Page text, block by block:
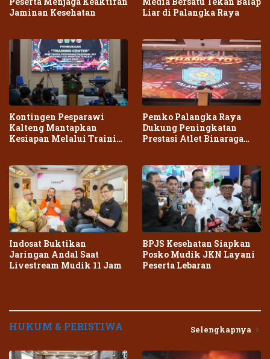
Jaminan Kesehatan
Liar di Palangka Raya
Kontingen Pesparawi
Kalteng Mantapkan
Kesiapan Melalui Training
Pemko Palangka Raya
Dukung Peningkatan
Prestasi Atlet Binaraga
Indosat Buktikan
Jaringan Andal Saat
Livestream Mudik 11 Jam
BPJS Kesehatan Siapkan
Posko Mudik JKN Layani
Peserta Lebaran
HUKUM & PERISTIWA Selengkapnya